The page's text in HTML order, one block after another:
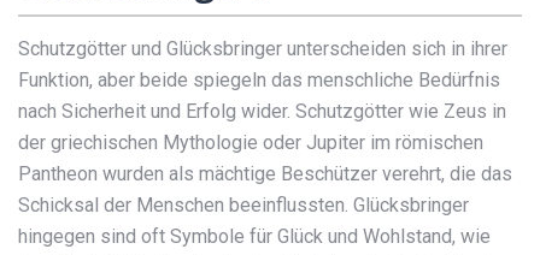
Schutzgötter und Glücksbringer unterscheiden sich in ihrer
Funktion, aber beide spiegeln das menschliche Bedürfnis
nach Sicherheit und Erfolg wider. Schutzgötter wie Zeus in
der griechischen Mythologie oder Jupiter im römischen
Pantheon wurden als mächtige Beschützer verehrt, die das
Schicksal der Menschen beeinflussten. Glücksbringer
hingegen sind oft Symbole für Glück und Wohlstand, wie